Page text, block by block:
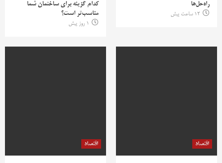
راه‌حل‌ها
12 ساعت پیش
کدام گزینه برای ساختمان شما
مناسب‌تر است؟
1 روز پیش
اقتصاد اقتصاد